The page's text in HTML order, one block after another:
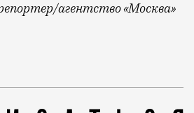
агентство «Москва»
цветах департамента